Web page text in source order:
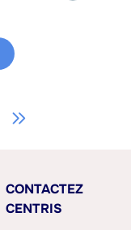
CONTACTEZ
CENTRIS